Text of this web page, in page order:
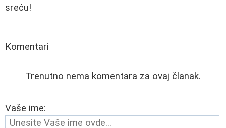
sreću!
Komentari
Trenutno nema komentara za ovaj članak.
Vaše ime: